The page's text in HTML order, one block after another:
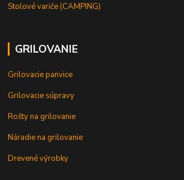
Stolové variče (CAMPING)
GRILOVANIE
Grilovacie panvice
Grilovacie súpravy
Rošty na grilovanie
Náradie na grilovanie
Drevené výrobky